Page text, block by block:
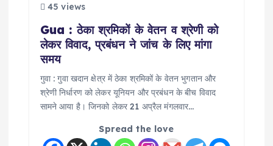
45 views
Gua : ठेका श्रमिकों के वेतन व श्रेणी को
लेकर विवाद, प्रबंधन ने जांच के लिए मांगा
समय
गुवा : गुवा खदान क्षेत्र में ठेका श्रमिकों के वेतन भुगतान और
श्रेणी निर्धारण को लेकर यूनियन और प्रबंधन के बीच विवाद
सामने आया है। जिनको लेकर 21 अप्रैल मंगलवार…
Spread the love